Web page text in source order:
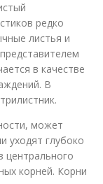
редко
листья и
в качестве
В
может
уходят глубоко
центрального
корней. Корни